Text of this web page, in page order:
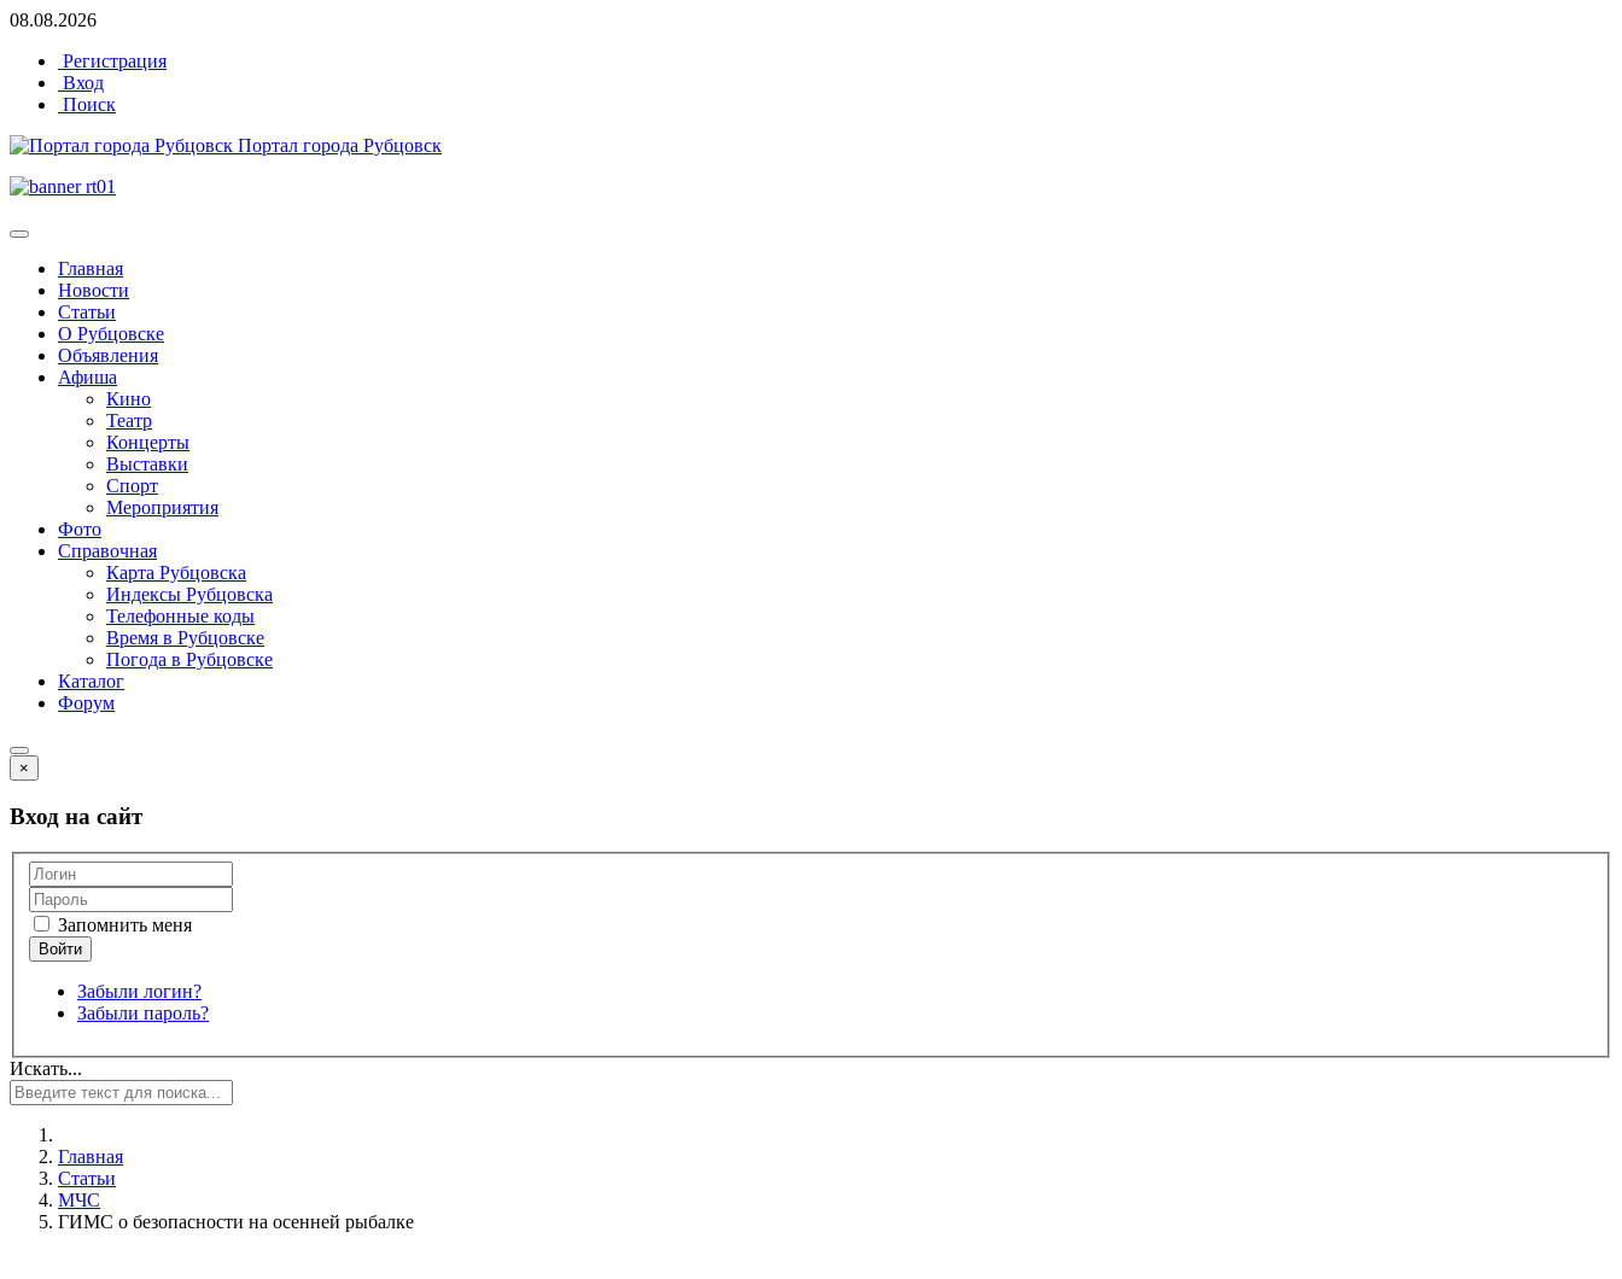
08.08.2026
Регистрация
Вход
Поиск
Портал города Рубцовск
Главная
Новости
Статьи
О Рубцовске
Объявления
Афиша
Кино
Театр
Концерты
Выставки
Спорт
Мероприятия
Фото
Справочная
Карта Рубцовска
Индексы Рубцовска
Телефонные коды
Время в Рубцовске
Погода в Рубцовске
Каталог
Форум
×
Вход на сайт
Запомнить меня
Забыли логин?
Забыли пароль?
Искать...
Главная
Статьи
МЧС
ГИМС о безопасности на осенней рыбалке